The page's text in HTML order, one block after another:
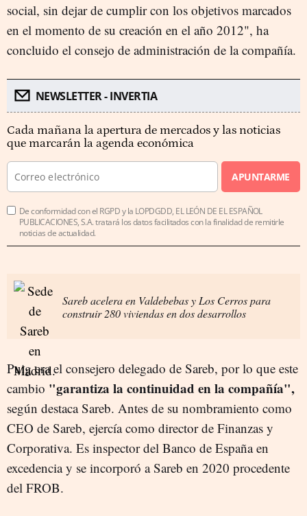
social, sin dejar de cumplir con los objetivos marcados
en el momento de su creación en el año 2012", ha
concluido el consejo de administración de la compañía.
NEWSLETTER - INVERTIA
Cada mañana la apertura de mercados y las noticias
que marcarán la agenda económica
APUNTARME
De conformidad con el RGPD y la LOPDGDD, EL LEÓN DE EL ESPAÑOL
PUBLICACIONES, S.A. tratará los datos facilitados con la finalidad de remitirle
noticias de actualidad.
Sareb acelera en Valdebebas y Los Cerros para
construir 280 viviendas en dos desarrollos
Puig era el consejero delegado de Sareb, por lo que este
cambio "garantiza la continuidad en la compañía",
según destaca Sareb. Antes de su nombramiento como
CEO de Sareb, ejercía como director de Finanzas y
Corporativa. Es inspector del Banco de España en
excedencia y se incorporó a Sareb en 2020 procedente
del FROB.